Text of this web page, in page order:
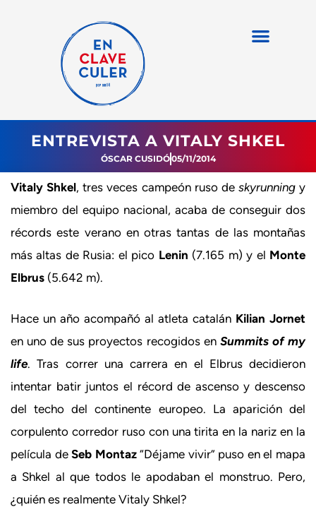
ENTREVISTA A VITALY SHKEL
ÓSCAR CUSIDÓ05/11/2014
Vitaly Shkel, tres veces campeón ruso de skyrunningy
miembro del equipo nacional, acaba de conseguir dos
récords este verano en otras tantas de las montañas
más altas de Rusia: el pico Lenin (7.165 m) y el Monte
Elbrus (5.642 m).
Hace un año acompañó al atleta catalán Kilian Jornet
en uno de sus proyectos recogidos en Summits of my
life. Tras correr una carrera en el Elbrus decidieron
intentar batir juntos el récord de ascenso y descenso
del techo del continente europeo. La aparición del
corpulento corredor ruso con una tirita en la nariz en la
película deSeb Montaz“Déjame vivir” puso en el mapa
a Shkel al que todos le apodaban el monstruo. Pero,
¿quién es realmente Vitaly Shkel?